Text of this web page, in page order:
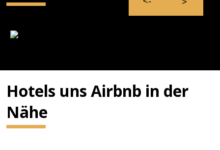
Hotels uns Airbnb in der
Nähe